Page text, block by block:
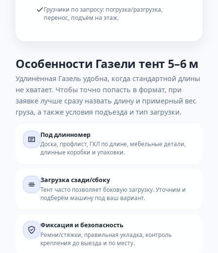
крепление, люди при необходимости.
Фиксация груза ремнями/стяжками, контроль
крепления.
Грузчики по запросу: погрузка/разгрузка,
перенос, подъём на этаж.
Особенности Газели тент 5–6
не хватает. Чтобы точно попасть в формат, при
заявке лучше сразу назвать длину и примерный вес
груза, а также условия подъезда и тип загрузки.
Под длинномер
Доска, профлист, ГКЛ по длине, мебельные детали,
длинные коробки и упаковки.